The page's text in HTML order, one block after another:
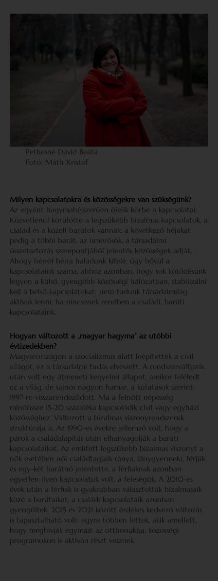
Pethesné Dávid Beáta
Fotó: Máth Kristóf
Milyen kapcsolatokra és közösségekre van szükségünk?
Az egyént hagymahéjszerűen ölelik körbe a kapcsolatai.
Közvetlenül körülötte a legszűkebb bizalmas kapcsolatok, a
család és a közeli barátok vannak, a következő héjakat
pedig a többi barát, az ismerősök, a társadalmi
összetartozás szempontjából jelentős közösségek adják.
Ahogy héjról héjra haladunk kifelé, úgy bővül a
kapcsolataink száma, ahhoz azonban, hogy sok kötődésünk
legyen a külső, gyengébb közösségi hálózatban, stabilizálni
kell a belső kapcsolatokat: nem tudunk társadalmilag
aktívak lenni, ha nincsenek rendben a családi, baráti
kapcsolataink.
Hogyan változott a „magyar hagyma” az utóbbi
évtizedekben?
Magyarországon a szocializmus alatt leépítették a civil
világot, ez a társadalmi tudás elveszett. A rendszerváltozás
után volt egy átmeneti kegyelmi állapot, amikor feléledt
ez a világ, de sajnos nagyon hamar, a kutatások szerint
1997-re visszarendeződött. Ma a felnőtt népesség
mindössze 15-20 százaléka kapcsolódik civil vagy egyházi
közösséghez. Változott a bizalmas viszonyrendszerek
struktúrája is. Az 1990-es évekre jellemző volt, hogy a
párok a családalapítás után elhanyagolják a baráti
kapcsolataikat. Az említett legszűkebb bizalmas viszonyt a
nők esetében női családtagjaik (anya, lánygyermek), férjük
és egy-két barátnő jelentette, a férfiaknak azonban
egyetlen ilyen kapcsolatuk volt, a feleségük. A 2010-es
évek után a férfiak is gyakrabban választották bizalmasaik
közé a barátaikat, a családi kapcsolataik azonban
gyengültek. 2015 és 2021 között érdekes kedvező változás
is tapasztalható volt: egyre többen lettek, akik amellett,
hogy meghívják egymást az otthonukba, közösségi
programokon is aktívan részt vesznek.